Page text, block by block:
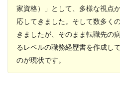
家資格）」として、多様な視点
応してきました。そして数多く
きましたが、そのまま転職先の
るレベルの職務経歴書を作成し
のが現状です。